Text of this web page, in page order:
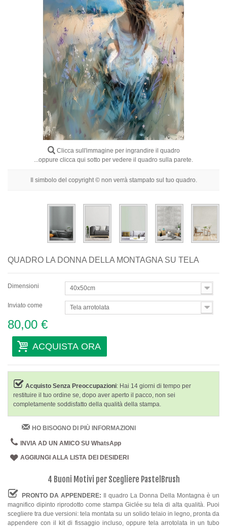
Clicca sull'immagine per ingrandire il quadro
...oppure clicca qui sotto per vedere il quadro sulla parete.
Il simbolo del copyright © non verrà stampato sul tuo quadro.
QUADRO LA DONNA DELLA MONTAGNA SU TELA
Dimensioni 40x50cm
Inviato come Tela arrotolata
80,00 €
ACQUISTA ORA
Acquisto Senza Preoccupazioni: Hai 14 giorni di tempo per
restituire il tuo ordine se, dopo aver aperto il pacco, non sei
completamente soddisfatto della qualità della stampa.
HO BISOGNO DI PIÙ INFORMAZIONI
INVIA AD UN AMICO SU WhatsApp
AGGIUNGI ALLA LISTA DEI DESIDERI
4 Buoni Motivi per Scegliere PastelBrush
PRONTO DA APPENDERE: Il quadro La Donna Della Montagna è un
magnifico dipinto riprodotto come stampa Giclée su tela di alta qualità. Puoi
scegliere tra due versioni: tela montata su un solido telaio in legno, pronta da
appendere con il kit di fissaggio incluso, oppure tela arrotolata in un tubo